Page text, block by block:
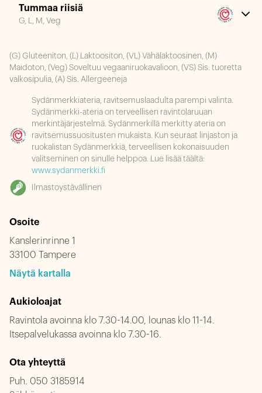
Tummaa riisiä
G, L, M, Veg
(G) Gluteeniton, (L) Laktoositon, (VL) Vähälaktoosinen, (M)
Maidoton, (Veg) Soveltuu vegaaniruokavalioon, (VS) Sis. tuoretta
valkosipulia, (A) Sis. Allergeeneja
Sydänmerkkiateria, ravitsemuslaadulta parempi valinta.
Sydänmerkki-ateria on terveellisen ravintolaruuan
merkintäjärjestelmä. Sydänmerkillä merkitty ateria on
ravitsemussuositusten mukaista. Kun seuraat linjaston ja
ruokalistan Sydänmerkkiä, terveellisen kokonaisuuden
valitseminen on sinulle helppoa. Lue lisää täältä:
www.sydanmerkki.fi
Ilmastoystävällinen
Osoite
Kanslerinrinne 1
33100 Tampere
Näytä kartalla
Aukioloajat
Ravintola avoinna klo 7.30-14.00, lounas klo 11-14.
Itsepalvelukassa avoinna klo 7.30-16.
Ota yhteyttä
Puh. 050 3185914